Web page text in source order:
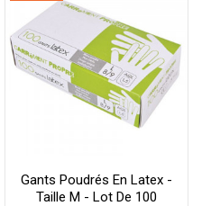
Gants Poudrés En Latex -
Taille M - Lot De 100